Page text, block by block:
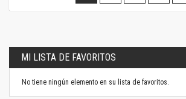
página
MI LISTA DE FAVORITOS
No tiene ningún elemento en su lista de favoritos.